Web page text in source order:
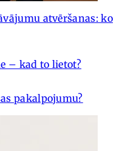
atvēršanas: ko
– kad to lietot?
pakalpojumu?